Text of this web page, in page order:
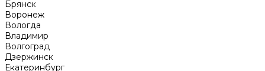
Брянск
Воронеж
Вологда
Владимир
Волгоград
Дзержинск
Екатеринбург